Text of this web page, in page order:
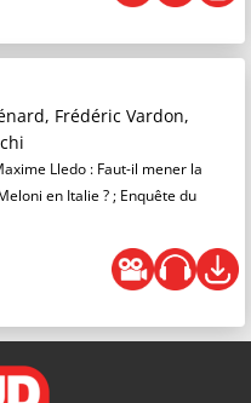
Frédéric Vardon,
Lledo : Faut-il mener la
en Italie ? ; Enquête du